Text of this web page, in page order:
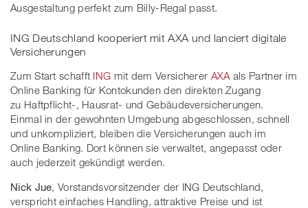
Ausgestaltung perfekt zum Billy-Regal passt.
ING Deutschland kooperiert mit AXA und lanciert digitale
Versicherungen
Zum Start schafft ING mit dem Versicherer AXA als Partner im
Online Banking für Kontokunden den direkten Zugang
zu Haftpflicht-, Hausrat- und Gebäudeversicherungen.
Einmal in der gewohnten Umgebung abgeschlossen, schnell
und unkompliziert, bleiben die Versicherungen auch im
Online Banking. Dort können sie verwaltet, angepasst oder
auch jederzeit gekündigt werden.
Nick Jue , Vorstandsvorsitzender der ING Deutschland,
verspricht einfaches Handling, attraktive Preise und ist